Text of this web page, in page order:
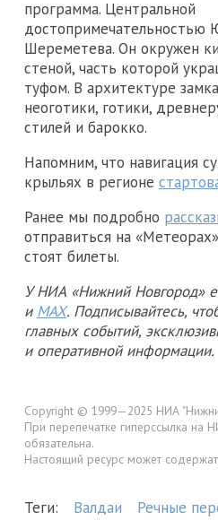
программа. Центральной
достопримечательностью
Шереметева. Он окружен
стеной, часть которой
туфом. В архитектуре
неоготики, готики,
стилей и барокко.
Напомним, что навигация
крыльях в регионе
Ранее мы подробно
отправиться на
стоят билеты.
У НИА «Нижний Новгород»
и MAX. Подписывайтесь,
главных событий,
и оперативной информации.
Copyright © 1999—2025 НИА
При перепечатке гиперссылка на
обязательна.
Настоящий ресурс может
Теги: Валдаи Речные